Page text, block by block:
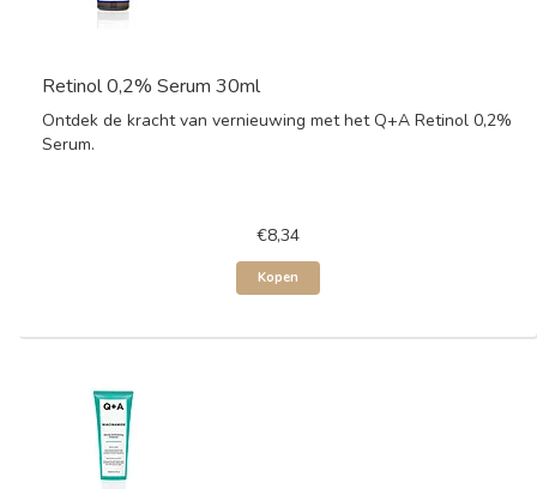
Retinol 0,2% Serum 30ml
Ontdek de kracht van vernieuwing met het Q+A Retinol 0,2%
Serum.
€8,34
Kopen